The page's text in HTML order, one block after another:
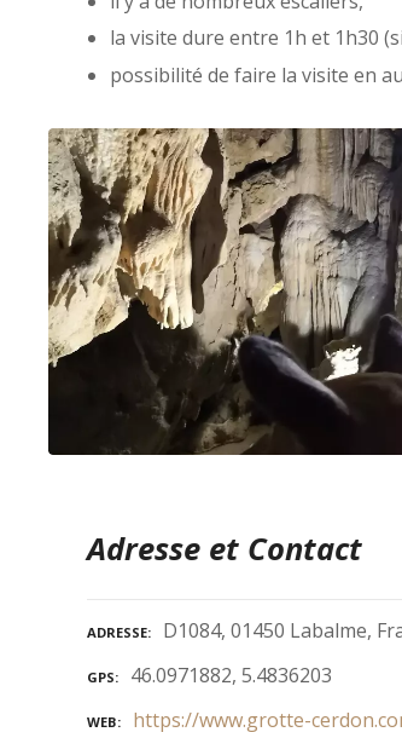
la visite dure entre 1h et 1h30
possibilité de faire la visite en
Adresse et Contact
ADRESSE D1084, 01450 Labalme,
GPS 46.0971882, 5.4836203
WEB https://www.grotte-